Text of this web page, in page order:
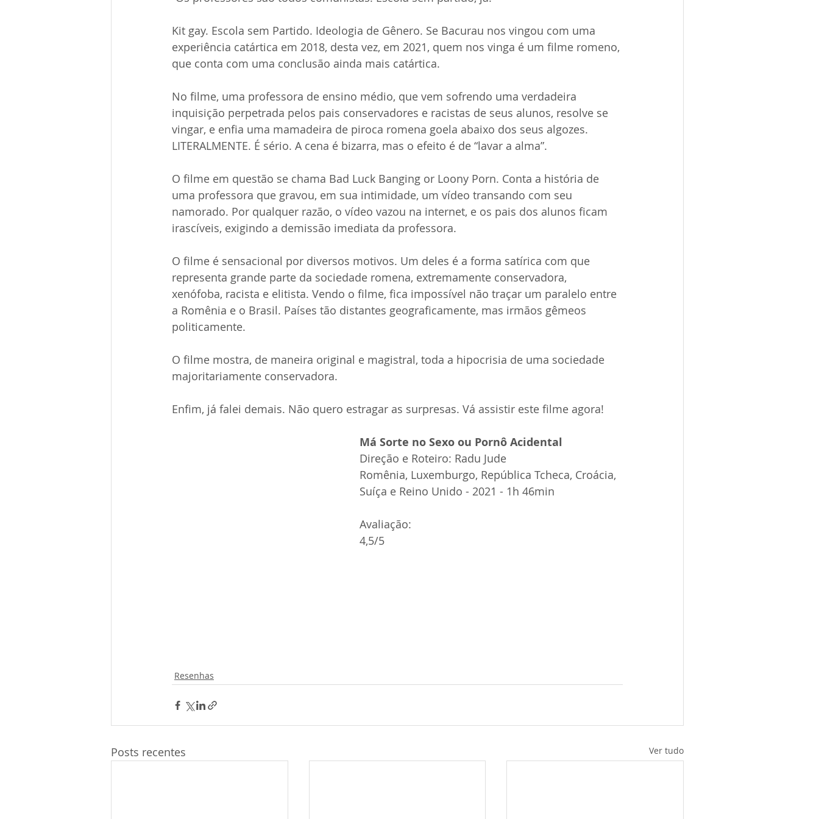
Kit gay. Escola sem Partido. Ideologia de Gênero. Se Bacurau nos vingou com uma
experiência catártica em 2018, desta vez, em 2021, quem nos vinga é um filme romeno,
que conta com uma conclusão ainda mais catártica.
No filme, uma professora de ensino médio, que vem sofrendo uma verdadeira
inquisição perpetrada pelos pais conservadores e racistas de seus alunos, resolve se
vingar, e enfia uma mamadeira de piroca romena goela abaixo dos seus algozes.
LITERALMENTE. É sério. A cena é bizarra, mas o efeito é de “lavar a alma”.
O filme em questão se chama Bad Luck Banging or Loony Porn. Conta a história de
uma professora que gravou, em sua intimidade, um vídeo transando com seu
namorado. Por qualquer razão, o vídeo vazou na internet, e os pais dos alunos ficam
irascíveis, exigindo a demissão imediata da professora.
O filme é sensacional por diversos motivos. Um deles é a forma satírica com que
representa grande parte da sociedade romena, extremamente conservadora,
xenófoba, racista e elitista. Vendo o filme, fica impossível não traçar um paralelo entre
a Romênia e o Brasil. Países tão distantes geograficamente, mas irmãos gêmeos
politicamente.
O filme mostra, de maneira original e magistral, toda a hipocrisia de uma sociedade
majoritariamente conservadora.
Enfim, já falei demais. Não quero estragar as surpresas. Vá assistir este filme agora!
Má Sorte no Sexo ou Pornô Acidental
Direção e Roteiro: Radu Jude
Romênia, Luxemburgo, República Tcheca, Croácia,
Suíça e Reino Unido - 2021 - 1h 46min
Avaliação:
4,5/5
Resenhas
Posts recentes Ver tudo